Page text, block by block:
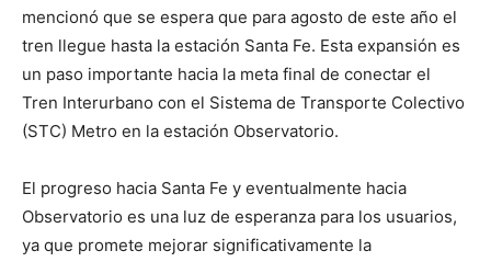
mencionó que se espera que para agosto de este año el
tren llegue hasta la estación Santa Fe. Esta expansión es
un paso importante hacia la meta final de conectar el
Tren Interurbano con el Sistema de Transporte Colectivo
(STC) Metro en la estación Observatorio.
El progreso hacia Santa Fe y eventualmente hacia
Observatorio es una luz de esperanza para los usuarios,
ya que promete mejorar significativamente la